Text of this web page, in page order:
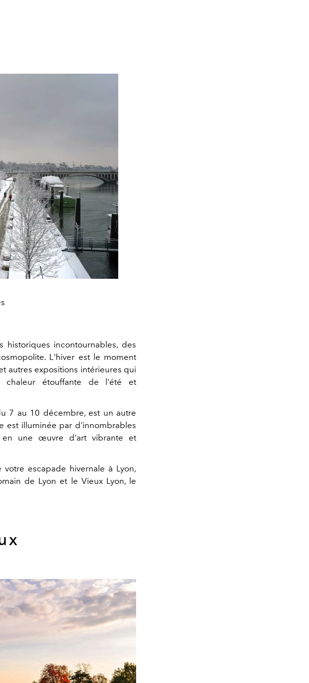
historiques incontournables, des
L'hiver est le moment
autres expositions intérieures qui
chaleur étouffante de l'été et
7 au 10 décembre, est un autre
est illuminée par d'innombrables
en une œuvre d'art vibrante et
escapade hivernale à Lyon,
de Lyon et le Vieux Lyon, le